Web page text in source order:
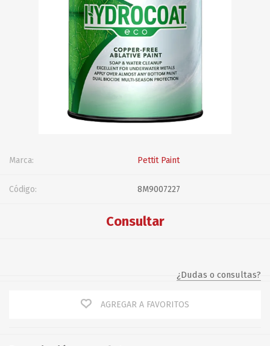
Marca: Pettit Paint
Código: 8M9007227
Consultar
¿Dudas o consultas?
AGREGAR A FAVORITOS